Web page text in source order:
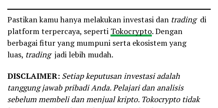
Pastikan kamu hanya melakukan investasi dan trading di
platform terpercaya, seperti Tokocrypto. Dengan
berbagai fitur yang mumpuni serta ekosistem yang
luas, tradingjadi lebih mudah.
DISCLAIMER: Setiap keputusan investasi adalah
tanggung jawab pribadi Anda. Pelajari dan analisis
sebelum membeli dan menjual kripto. Tokocrypto tidak